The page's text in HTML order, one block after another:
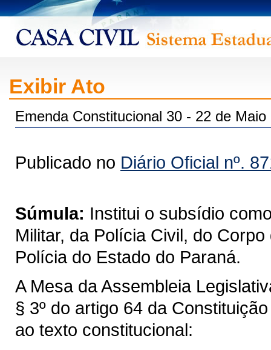
Exibir Ato
Emenda Constitucional 30 - 22 de Maio
Publicado no Diário Oficial nº.
Súmula: Institui o subsídio
Militar, da Polícia Civil, do
Polícia do Estado do Paraná.
A Mesa da Assembleia
§ 3º do artigo 64 da
ao texto constitucional: